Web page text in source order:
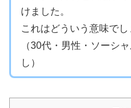
けました。
これはどういう意味でし
（30代・男性・ソーシ
し）